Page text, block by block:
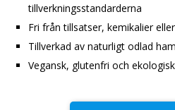
tillverkningsstandarderna
Fri från tillsatser, kemikalier
Tillverkad av naturligt odlad
Vegansk, glutenfri och ekologisk